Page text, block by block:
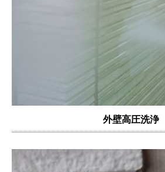
外壁高圧洗浄